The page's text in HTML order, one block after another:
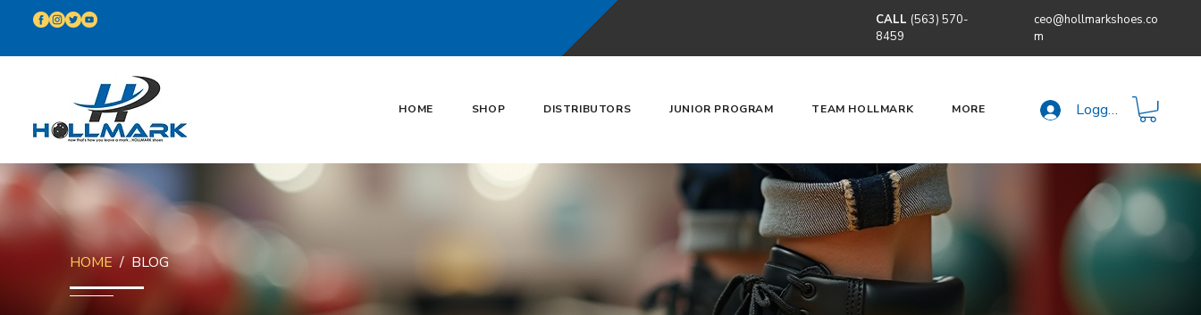
CALL (563) 570-
8459
ceo@hollmarkshoes.co
m
HOME SHOP DISTRIBUTORS JUNIOR PROGRAM TEAM HOLLMARK MORE Logga in
HOME/ BLOG